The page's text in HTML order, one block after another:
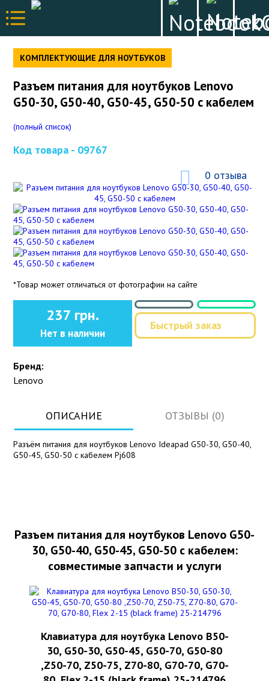
КОМПЛЕКТУЮЩИЕ ДЛЯ НОУТБУКОВ
Разъем питания для ноутбуков Lenovo
G50-30, G50-40, G50-45, G50-50 с кабелем
(полный список)
Код товара - 09767
0 отзыва
*Товар может отличаться от фотографии на сайте
237 грн.
Нет в наличии
Быстрый заказ
Бренд:
Lenovo
ОПИСАНИЕ ОТЗЫВЫ (0)
Разъём питания для ноутбуков Lenovo Ideapad G50-30, G50-40,
G50-45, G50-50 с кабелем Pj608
Разъем питания для ноутбуков Lenovo G50-
30, G50-40, G50-45, G50-50 с кабелем:
совместимые запчасти и услуги
Клавиатура для ноутбука Lenovo B50-
30, G50-30, G50-45, G50-70, G50-80
,Z50-70, Z50-75, Z70-80, G70-70, G70-